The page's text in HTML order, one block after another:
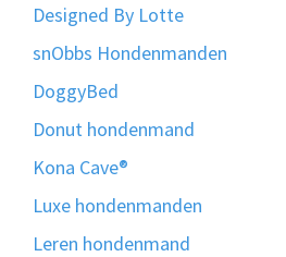
Designed By Lotte
snObbs Hondenmanden
DoggyBed
Donut hondenmand
Kona Cave®
Luxe hondenmanden
Leren hondenmand